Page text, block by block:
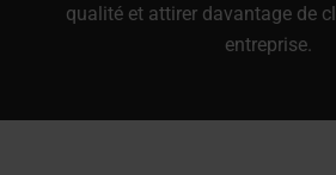
qualité et attirer davantage de
entreprise.